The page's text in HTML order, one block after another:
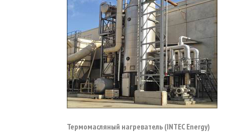
Термомасляный нагреватель (INTEC Energy)